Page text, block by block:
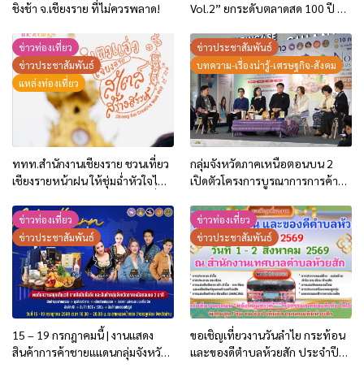
ชิงช้า จ.เชียงราย ที่ไม่ควรพลาด!
Vol.2” ยกระดับตลาดสด 100 ปี สู่
เศรษฐกิจสร้างสรรค์และการท่อง
เที่ยวของเมือง
ข่าวท่องเที่ยว
ข่าวประชาสัมพันธ์
แหล่งท่องเที่ยว
ททท.สำนักงานเชียงราย ชวนเที่ยว
เชียงรายหน้าฝน ให้ชุ่มฉ่ำหัวใจไป
ให้สนุก เก็บแสตมป์ครบ แล้วรับ
ของที่ระลึกสุดพิเศษ! ทันที
ข่าวประชาสัมพันธ์
บทความ-เรื่องน่ารู้-เศรษฐกิจ-สังคม
กลุ่มจังหวัดภาคเหนือตอนบน 2
เปิดตัวโครงการบูรณาการการค้า
กระตุ้นการใช้จ่ายของประชาชน
และนักท่องเที่ยว
ข่าวท่องเที่ยว
ข่าวประชาสัมพันธ์
15 – 19 กรกฎาคมนี้ | งานแสดง
สินค้าการค้าชายแแดนกลุ่มจังหวัด
ข่าวท่องเที่ยว
ข่าวประชาสัมพันธ์
ขอเชิญเที่ยวงานวันลำไย กระท้อน
และของดีตำบลห้วยสัก ประจำปี